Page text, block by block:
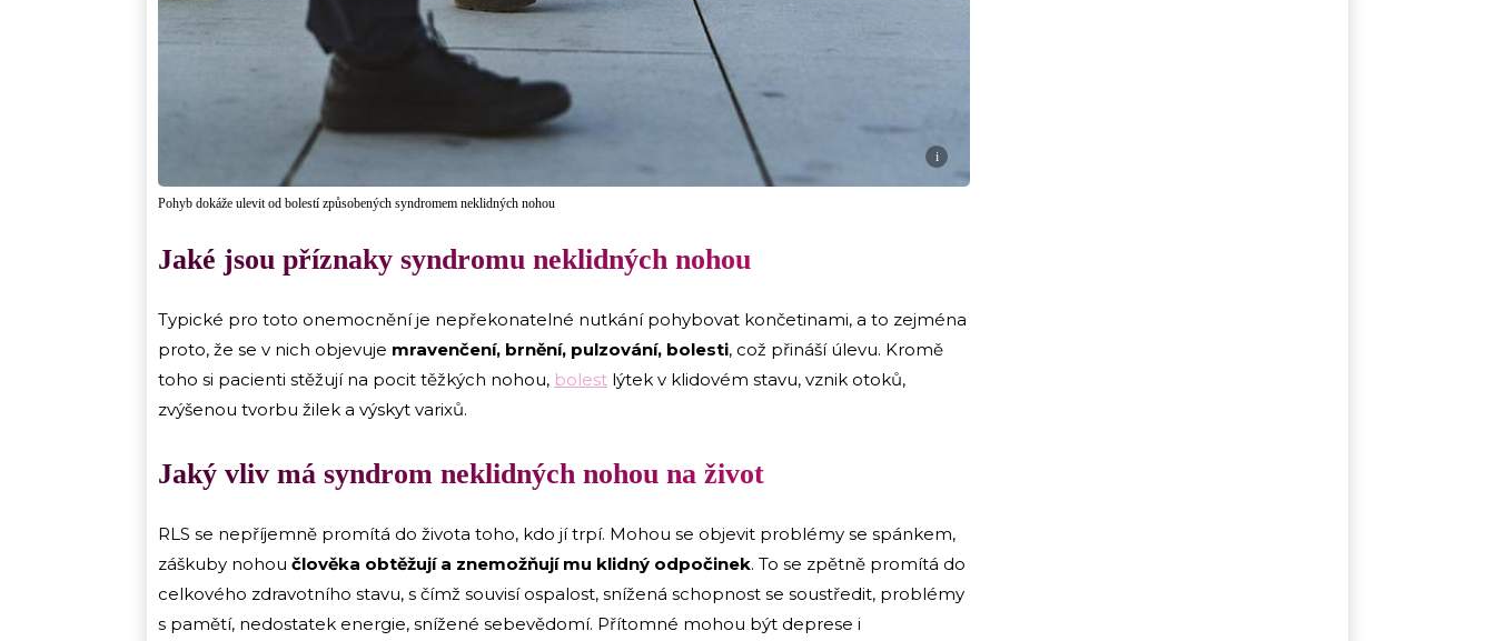
i
Pohyb dokáže ulevit od bolestí způsobených syndromem neklidných nohou
Jaké jsou příznaky syndromu neklidných nohou
Typické pro toto onemocnění je nepřekonatelné nutkání pohybovat končetinami, a to zejména
proto, že se v nich objevuje mravenčení, brnění, pulzování, bolesti, což přináší úlevu. Kromě
toho si pacienti stěžují na pocit těžkých nohou, bolest lýtek v klidovém stavu, vznik otoků,
zvýšenou tvorbu žilek a výskyt varixů.
Jaký vliv má syndrom neklidných nohou na život
RLS se nepříjemně promítá do života toho, kdo jí trpí. Mohou se objevit problémy se spánkem,
záškuby nohou člověka obtěžují a znemožňují mu klidný odpočinek. To se zpětně promítá do
celkového zdravotního stavu, s čímž souvisí ospalost, snížená schopnost se soustředit, problémy
s pamětí, nedostatek energie, snížené sebevědomí. Přítomné mohou být deprese i